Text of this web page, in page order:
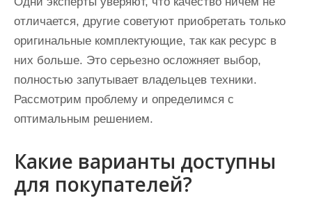
отличается, другие советуют приобретать только
оригинальные комплектующие, так как ресурс в
них больше. Это серьезно осложняет выбор,
полностью запутывает владельцев техники.
Рассмотрим проблему и определимся с
оптимальным решением.
Какие варианты доступны
для покупателей?